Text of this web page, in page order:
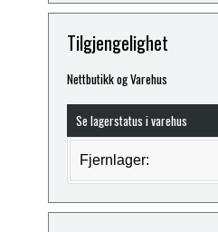
Tilgjengelighet
Nettbutikk og Varehus
Se lagerstatus i varehus
Fjernlager: